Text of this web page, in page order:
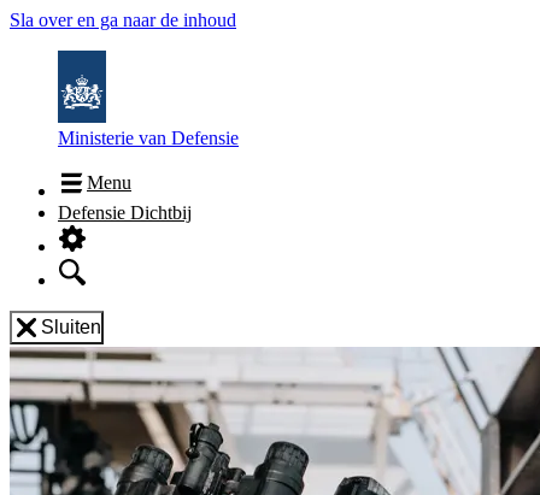
Sla over en ga naar de inhoud
Ministerie van Defensie
Menu
Defensie Dichtbij
Sluiten